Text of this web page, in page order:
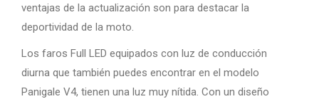
ventajas de la actualización son para destacar la
deportividad de la moto.
Los faros Full LED equipados con luz de conducción
diurna que también puedes encontrar en el modelo
Panigale V4, tienen una luz muy nítida. Con un diseño